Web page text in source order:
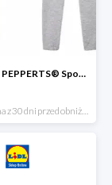
Hit cenowy - PEPPERTS® Spodnie dresowe dziewczęce, 1 para